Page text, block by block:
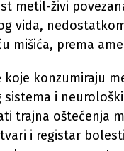
metil-živi
vida,
mišića, prema
koje konzumiraju
sistema i
trajna oštećenja
i registar